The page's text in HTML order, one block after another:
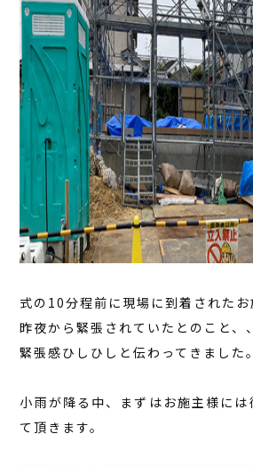
式の10分程前に現場に到着されたお
昨夜から緊張されていたとのこと、、
緊張感ひしひしと伝わってきました。
小雨が降る中、まずはお施主様に
て頂きます。